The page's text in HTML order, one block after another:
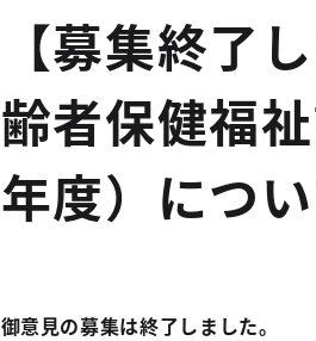
【募集終了
齢者保健福
年度）につ
御意見の募集は終了しました。